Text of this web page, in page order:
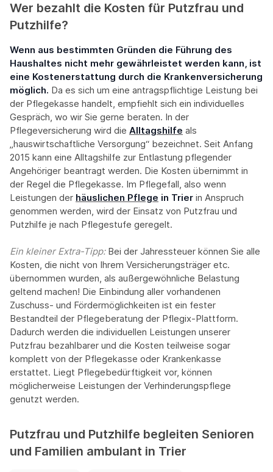
Wer bezahlt die Kosten für Putzfrau und
Putzhilfe?
Wenn aus bestimmten Gründen die Führung des
Haushaltes nicht mehr gewährleistet werden kann, ist
eine Kostenerstattung durch die Krankenversicherung
möglich. Da es sich um eine antragspflichtige Leistung bei
der Pflegekasse handelt, empfiehlt sich ein individuelles
Gespräch, wo wir Sie gerne beraten. In der
Pflegeversicherung wird die Alltagshilfe als
„hauswirtschaftliche Versorgung“ bezeichnet. Seit Anfang
2015 kann eine Alltagshilfe zur Entlastung pflegender
Angehöriger beantragt werden. Die Kosten übernimmt in
der Regel die Pflegekasse. Im Pflegefall, also wenn
Leistungen der häuslichen Pflege in Trier in Anspruch
genommen werden, wird der Einsatz von Putzfrau und
Putzhilfe je nach Pflegestufe geregelt.
Ein kleiner Extra-Tipp:‍ Bei der Jahressteuer können Sie alle
Kosten, die nicht von Ihrem Versicherungsträger etc.
übernommen wurden, als außergewöhnliche Belastung
geltend machen! Die Einbindung aller vorhandenen
Zuschuss- und Fördermöglichkeiten ist ein fester
Bestandteil der Pflegeberatung der Pflegix-Plattform.
Dadurch werden die individuellen Leistungen unserer
Putzfrau bezahlbarer und die Kosten teilweise sogar
komplett von der Pflegekasse oder Krankenkasse
erstattet. Liegt Pflegebedürftigkeit vor, können
möglicherweise Leistungen der Verhinderungspflege
genutzt werden.
Putzfrau und Putzhilfe begleiten Senioren
und Familien ambulant in Trier